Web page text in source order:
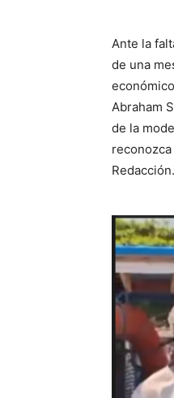
Ante la
de una
Abraham
de la
Redacción.